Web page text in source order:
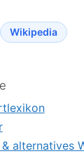
Wikipedia
alternatives